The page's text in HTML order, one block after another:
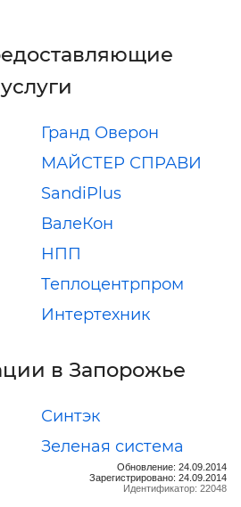
Гранд Оверон
МАЙСТЕР СПРАВИ
SandiPlus
ВалеКон
НПП
Теплоцентрпром
Интертехник
в Запорожье
Синтэк
Зеленая система
Обновление: 24.09.2014
Зарегистрировано: 24.09.2014
Идентификатор: 22048